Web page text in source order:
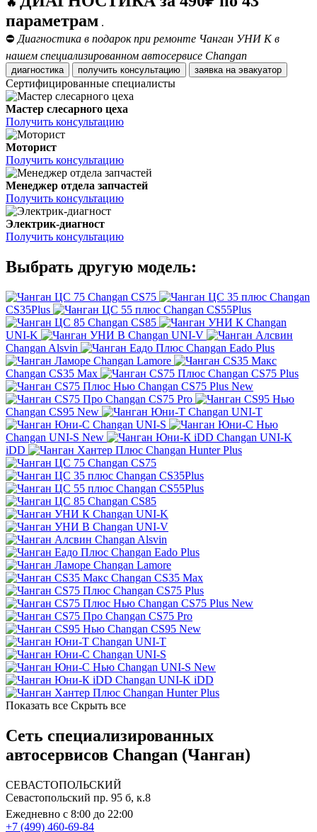
🔥
параметрам .
⛔ Диагностика в подарок при ремонте Чанган УНИ К в
нашем специализированном автосервисе Changan
диагностика получить консультацию заявка на эвакуатор
Сертифицированные специалисты
Мастер слесарного цеха
Получить консультацию
Моторист
Получить консультацию
Менеджер отдела запчастей
Получить консультацию
Электрик-диагност
Получить консультацию
Выбрать другую модель:
Changan CS75
Changan
CS35Plus
Changan CS55Plus
Changan CS85
Changan
UNI-K
Changan UNI-V
Changan Alsvin
Changan Eado Plus
Changan Lamore
Changan CS35 Max
Changan CS75 Plus
Changan CS75 Plus New
Changan CS75 Pro
Changan CS95 New
Changan UNI-T
Changan UNI-S
Changan UNI-S New
Changan UNI-K
iDD
Changan Hunter Plus
Changan CS75
Changan CS35Plus
Changan CS55Plus
Changan CS85
Changan UNI-K
Changan UNI-V
Changan Alsvin
Changan Eado Plus
Changan Lamore
Changan CS35 Max
Changan CS75 Plus
Changan CS75 Plus New
Changan CS75 Pro
Changan CS95 New
Changan UNI-T
Changan UNI-S
Changan UNI-S New
Changan UNI-K iDD
Changan Hunter Plus
Показать все Скрыть все
Сеть специализированных
автосервисов Changan (Чанган)
СЕВАСТОПОЛЬСКИЙ
Севастопольский пр. 95 б, к.8
Ежедневно с 8:00 до 22:00
+7 (499) 460-69-84